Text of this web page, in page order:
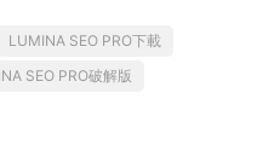
LUMINA SEO PRO下載
SEO PRO破解版